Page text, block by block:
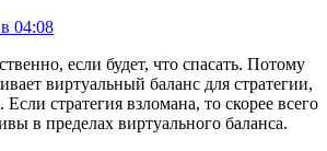
04:08
если будет, что спасать. Потому
виртуальный баланс для стратегии,
Если стратегия взломана, то скорее всего
в пределах виртуального баланса.